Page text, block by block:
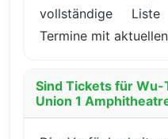
vollständige
Termine mit
Sind Tickets für Wu-
Union 1